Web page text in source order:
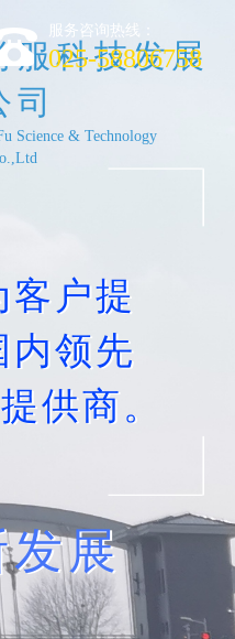
服科技发展
司
Science & Technology
服务咨询热线：
025-58806758
客户提
内领先
供商。
发展